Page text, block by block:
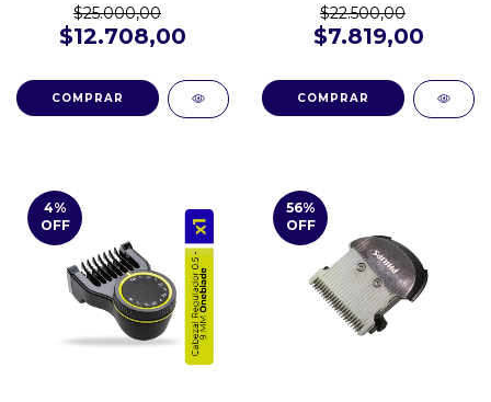
MG3730 MG7715
$25.000,00
$12.708,00
$22.500,00
$7.819,00
4%
OFF
56%
OFF